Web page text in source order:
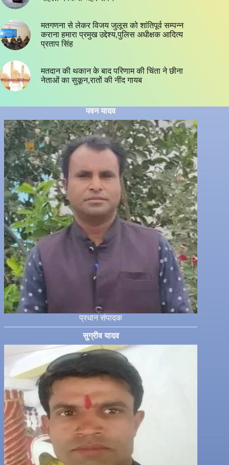
मतगणना से लेकर विजय जुलूस को शांतिपूर्व सम्पन्न
कराना हमारा प्रमुख उद्देश्य,पुलिस अधीक्षक आदित्य
प्रताप सिंह
मतदान की थकान के बाद परिणाम की चिंता ने छीना
नेताओं का सुकून,रातों की नींद गायब
पवन यादव
प्रधान संपादक
सुग्रीव यादव